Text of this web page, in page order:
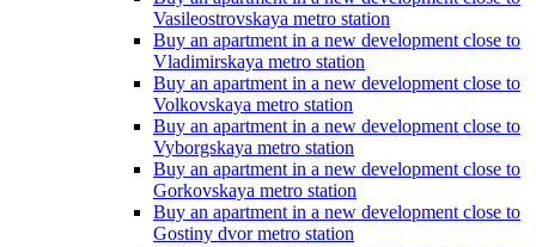
Vasileostrovskaya metro station
Buy an apartment in a new development close to
Vladimirskaya metro station
Buy an apartment in a new development close to
Volkovskaya metro station
Buy an apartment in a new development close to
Vyborgskaya metro station
Buy an apartment in a new development close to
Gorkovskaya metro station
Buy an apartment in a new development close to
Gostiny dvor metro station